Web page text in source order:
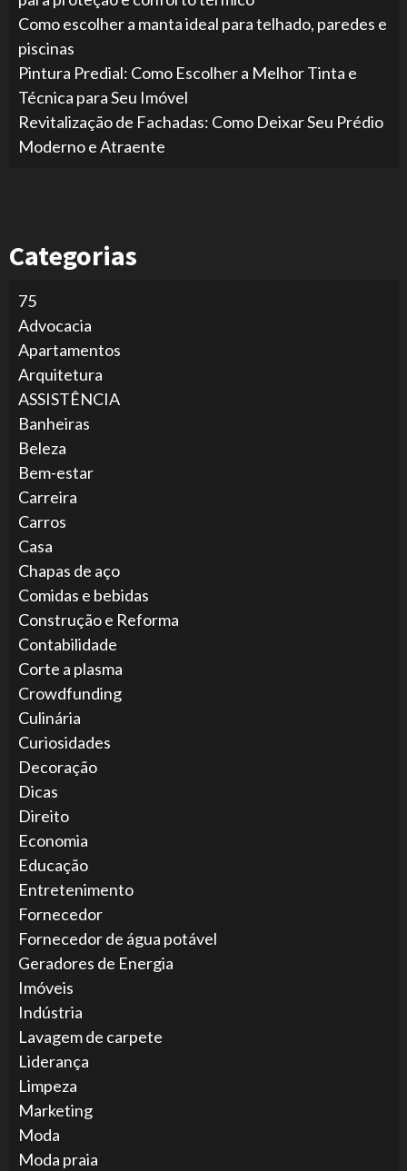
Como escolher a manta ideal para telhado, paredes e
piscinas
Pintura Predial: Como Escolher a Melhor Tinta e
Técnica para Seu Imóvel
Revitalização de Fachadas: Como Deixar Seu Prédio
Moderno e Atraente
Categorias
75
Advocacia
Apartamentos
Arquitetura
ASSISTÊNCIA
Banheiras
Beleza
Bem-estar
Carreira
Carros
Casa
Chapas de aço
Comidas e bebidas
Construção e Reforma
Contabilidade
Corte a plasma
Crowdfunding
Culinária
Curiosidades
Decoração
Dicas
Direito
Economia
Educação
Entretenimento
Fornecedor
Fornecedor de água potável
Geradores de Energia
Imóveis
Indústria
Lavagem de carpete
Liderança
Limpeza
Marketing
Moda
Moda praia